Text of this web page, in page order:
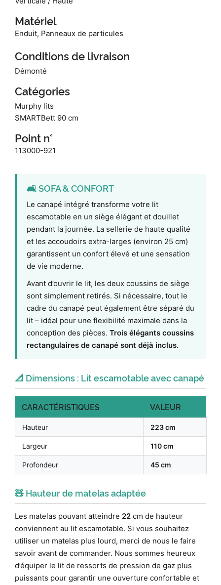
Matériel
Enduit, Panneaux de particules
Conditions de livraison
Démonté
Catégories
Murphy lits
SMARTBett 90 cm
Point n°
113000-921
🛋️ SOFA & CONFORT
Le canapé intégré transforme votre lit
escamotable en un siège élégant et douillet
pendant la journée. La sellerie de haute qualité
et les accoudoirs extra-larges (environ 25 cm)
garantissent un confort élevé et une sensation
de vie moderne.
Avant d’ouvrir le lit, les deux coussins de siège
sont simplement retirés. Si nécessaire, tout le
cadre du canapé peut également être séparé du
lit – idéal pour une flexibilité maximale dans la
conception des pièces. Trois élégants coussins
rectangulaires de canapé sont déjà inclus.
📐 Dimensions : Lit escamotable avec canapé
CARACTÉRISTIQUES VALEUR
Hauteur 223 cm
Largeur 110 cm
Profondeur 45 cm
🧸 Hauteur de matelas adaptée
Les matelas pouvant atteindre 22 cm de hauteur
conviennent au lit escamotable. Si vous souhaitez
utiliser un matelas plus lourd, merci de nous le faire
savoir avant de commander. Nous sommes heureux
d’équiper le lit de ressorts de pression de gaz plus
puissants pour garantir une ouverture confortable et